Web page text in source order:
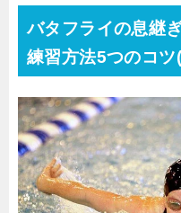
バタフライの息継
練習方法5つのコツ